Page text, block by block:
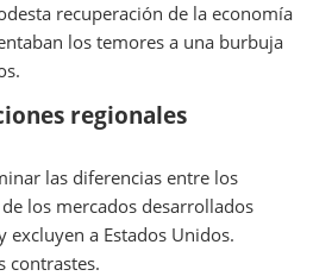
recuperación de la economía
los temores a una burbuja
regionales
las diferencias entre los
los mercados desarrollados
a Estados Unidos.
contrastes.